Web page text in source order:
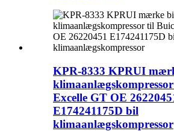
KPR-8333 KPRUI
Excelle GT OE
E174241175D bil
klimaanlægskompressor